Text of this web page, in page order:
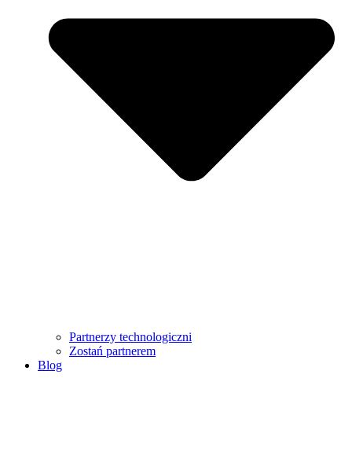
Partnerzy technologiczni
Zostań partnerem
Blog